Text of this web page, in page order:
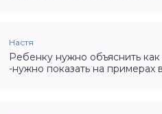
Настя
Ребенку нужно объяснить
-нужно показать на